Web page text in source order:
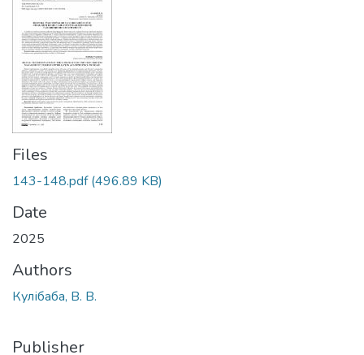
Files
143-148.pdf(496.89 KB)
Date
2025
Authors
Кулібаба, В. В.
Publisher